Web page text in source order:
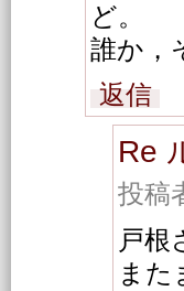
ど。
誰か，
返信
Re
投稿
戸根
また